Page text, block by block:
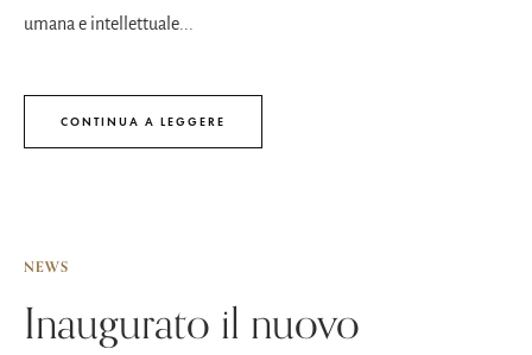
umana e intellettuale...
CONTINUA A LEGGERE
NEWS
Inaugurato il nuovo